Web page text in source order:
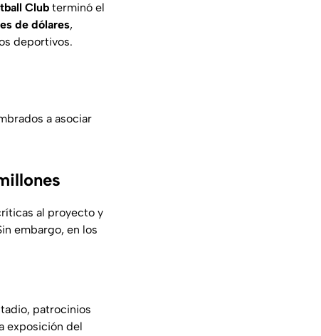
Club terminó el
de dólares,
deportivos.
a asociar
al proyecto y
embargo, en los
patrocinios
exposición del